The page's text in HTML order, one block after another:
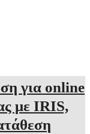
για online
με IRIS,